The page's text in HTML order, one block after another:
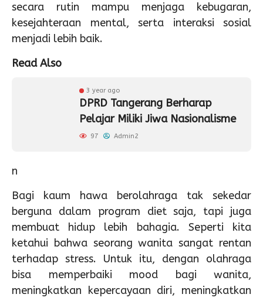
secara rutin mampu menjaga kebugaran,
kesejahteraan mental, serta interaksi sosial
menjadi lebih baik.
Read Also
3 year ago
DPRD Tangerang Berharap
Pelajar Miliki Jiwa Nasionalisme
97 Admin2
n
Bagi kaum hawa berolahraga tak sekedar
berguna dalam program diet saja, tapi juga
membuat hidup lebih bahagia. Seperti kita
ketahui bahwa seorang wanita sangat rentan
terhadap stress. Untuk itu, dengan olahraga
bisa memperbaiki mood bagi wanita,
meningkatkan kepercayaan diri, meningkatkan